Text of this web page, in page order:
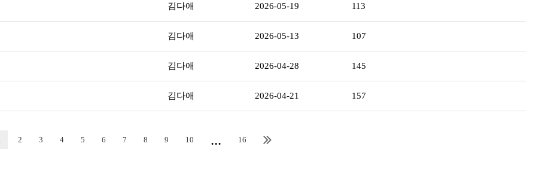
김다애 2026-05-19 113
김다애 2026-05-13 107
김다애 2026-04-28 145
김다애 2026-04-21 157
2 3 4 5 6 7 8 9 10 ... 16